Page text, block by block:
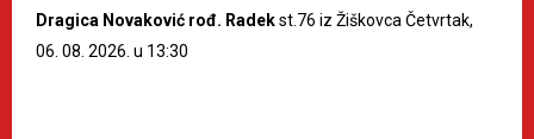
Dragica Novaković rođ. Radekst.76 iz Žiškovca Četvrtak,
06. 08. 2026. u 13:30